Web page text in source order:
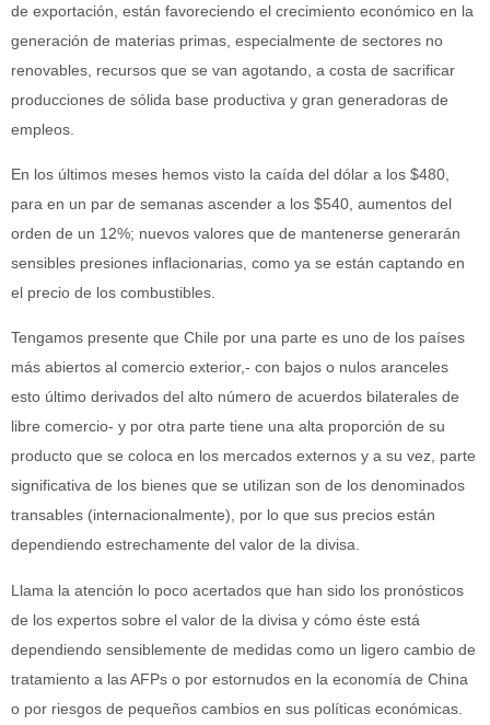
de exportación, están favoreciendo el crecimiento económico en la
generación de materias primas, especialmente de sectores no
renovables, recursos que se van agotando, a costa de sacrificar
producciones de sólida base productiva y gran generadoras de
empleos.
En los últimos meses hemos visto la caída del dólar a los $480,
para en un par de semanas ascender a los $540, aumentos del
orden de un 12%; nuevos valores que de mantenerse generarán
sensibles presiones inflacionarias, como ya se están captando en
el precio de los combustibles.
Tengamos presente que Chile por una parte es uno de los países
más abiertos al comercio exterior,- con bajos o nulos aranceles
esto último derivados del alto número de acuerdos bilaterales de
libre comercio- y por otra parte tiene una alta proporción de su
producto que se coloca en los mercados externos y a su vez, parte
significativa de los bienes que se utilizan son de los denominados
transables (internacionalmente), por lo que sus precios están
dependiendo estrechamente del valor de la divisa.
Llama la atención lo poco acertados que han sido los pronósticos
de los expertos sobre el valor de la divisa y cómo éste está
dependiendo sensiblemente de medidas como un ligero cambio de
tratamiento a las AFPs o por estornudos en la economía de China
o por riesgos de pequeños cambios en sus políticas económicas.